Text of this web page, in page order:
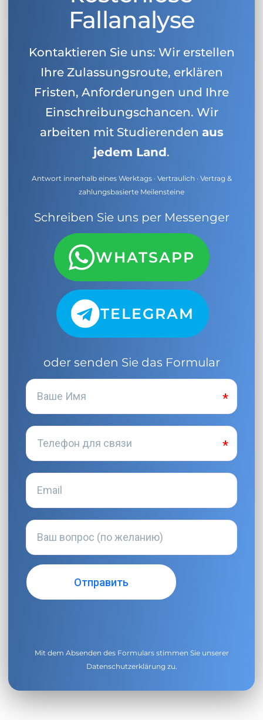
Fallanalyse
Kontaktieren Sie uns: Wir erstellen
Ihre Zulassungsroute, erklären
Fristen, Anforderungen und Ihre
Einschreibungschancen. Wir
arbeiten mit Studierenden aus
jedem Land.
Antwort innerhalb eines Werktags · Vertraulich · Vertrag &
zahlungsbasierte Meilensteine
Schreiben Sie uns per Messenger
WHATSAPP
TELEGRAM
oder senden Sie das Formular
Mit dem Absenden des Formulars stimmen Sie unserer
Datenschutzerklärung zu.